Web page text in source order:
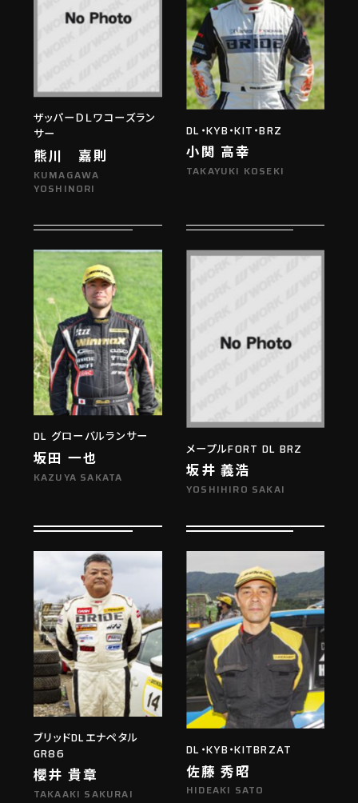
ザッパーＤＬワコーズラン
サー
熊川 嘉則
KUMAGAWA
YOSHINORI
DL・KYB・KIT・BRZ
小関 高幸
TAKAYUKI KOSEKI
DL グローバルランサー
坂田 一也
KAZUYA SAKATA
メープルFORT DL BRZ
坂井 義浩
YOSHIHIRO SAKAI
ブリッドDLエナペタル
GR86
櫻井 貴章
TAKAAKI SAKURAI
DL・KYB・KITBRZAT
佐藤 秀昭
HIDEAKI SATO